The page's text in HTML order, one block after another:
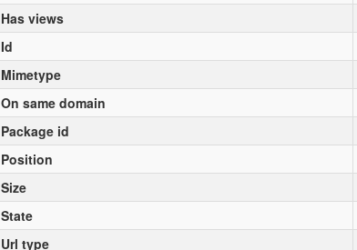
Has views
Id
Mimetype
On same domain
Package id
Position
Size
State
Url type